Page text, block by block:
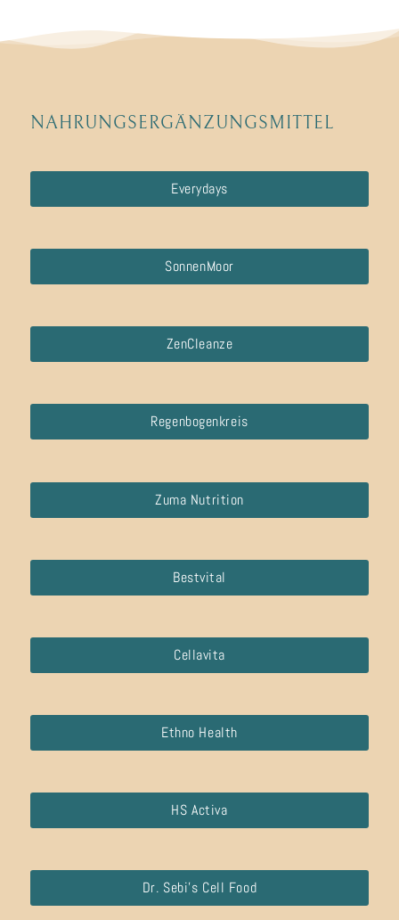
NAHRUNGSERGÄNZUNGSMITTEL
Everydays
SonnenMoor
ZenCleanze
Regenbogenkreis
Zuma Nutrition
Bestvital
Cellavita
Ethno Health
HS Activa
Dr. Sebi’s Cell Food